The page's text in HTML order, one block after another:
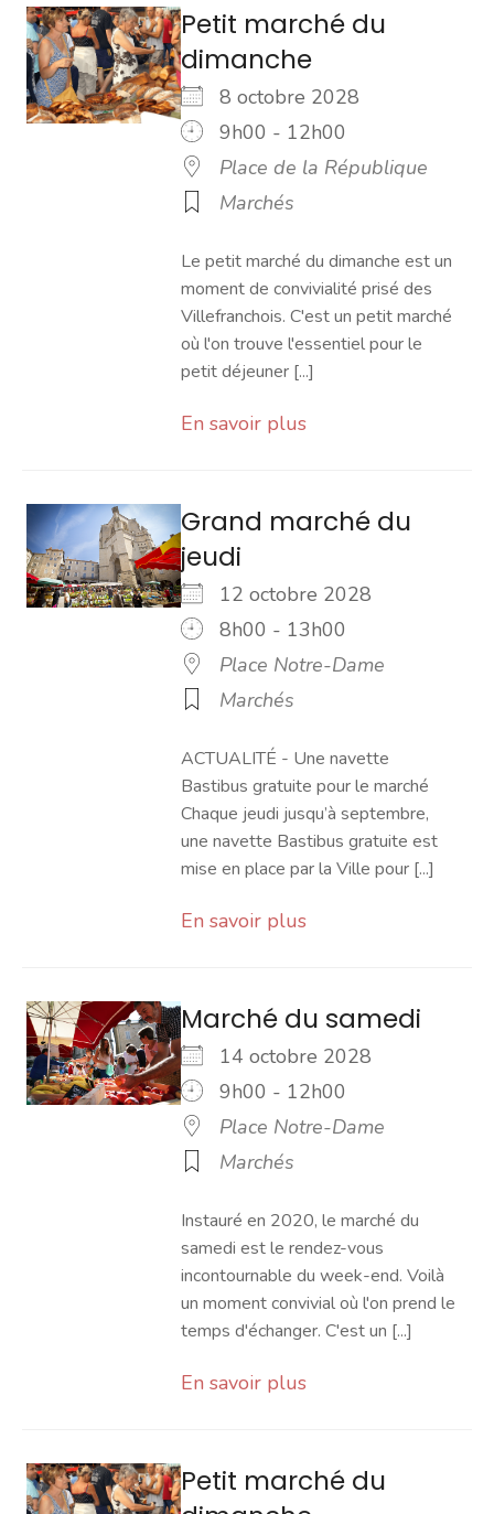
Petit marché du
dimanche
8 octobre 2028
9h00 - 12h00
Place de la République
Marchés
Le petit marché du dimanche est un
moment de convivialité prisé des
Villefranchois. C'est un petit marché
où l'on trouve l'essentiel pour le
petit déjeuner [...]
En savoir plus
Grand marché du
jeudi
12 octobre 2028
8h00 - 13h00
Place Notre-Dame
Marchés
ACTUALITÉ - Une navette
Bastibus gratuite pour le marché
Chaque jeudi jusqu’à septembre,
une navette Bastibus gratuite est
mise en place par la Ville pour [...]
En savoir plus
Marché du samedi
14 octobre 2028
9h00 - 12h00
Place Notre-Dame
Marchés
Instauré en 2020, le marché du
samedi est le rendez-vous
incontournable du week-end. Voilà
un moment convivial où l'on prend le
temps d'échanger. C'est un [...]
En savoir plus
Petit marché du